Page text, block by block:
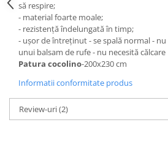
să respire;
- material foarte moale;
- rezistență îndelungată în timp;
- ușor de întreținut - se spală normal -
unui balsam de rufe - nu necesită călcare
Patura cocolino-200x230 cm
Informatii conformitate produs
Review-uri(2)